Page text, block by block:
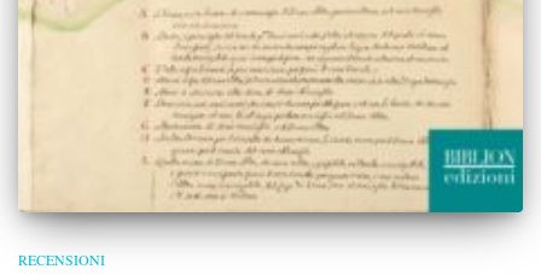
RECENSIONI